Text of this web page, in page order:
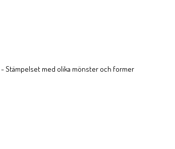
Stämpelset med olika mönster och former